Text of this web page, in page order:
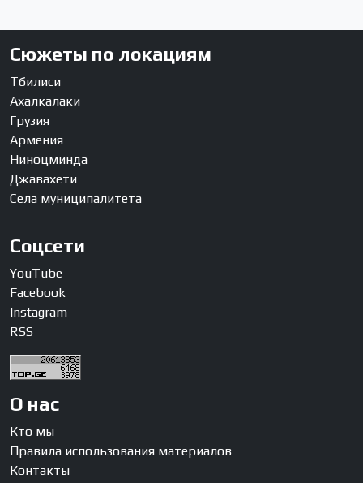
Сюжеты по локациям
Тбилиси
Ахалкалаки
Грузия
Армения
Ниноцминда
Джавахети
Села муниципалитета
Соцсети
YouTube
Facebook
Instagram
RSS
О нас
Кто мы
Правила использования материалов
Контакты